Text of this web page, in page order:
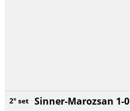
2° set Sinner-Marozsan 1-0